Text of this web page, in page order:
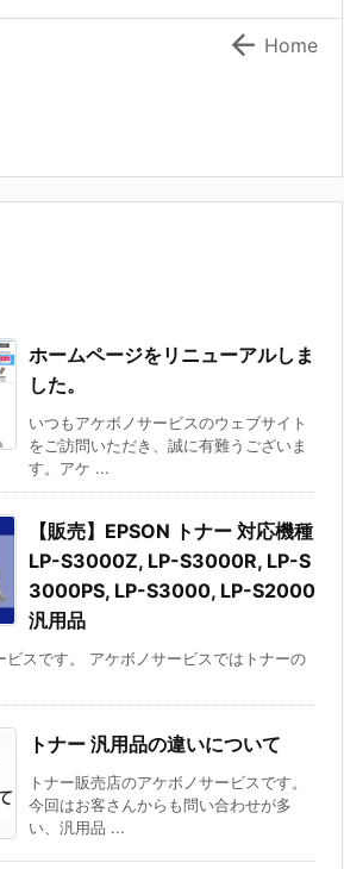
 Home
ホームページをリニューアルしま
した。
いつもアケボノサービスのウェブサイト
をご訪問いただき、誠に有難うございま
す。アケ ...
【販売】EPSON トナー 対応機種
LP-S3000Z, LP-S3000R, LP-S
3000PS, LP-S3000, LP-S2000
汎用品
ビスです。 アケボノサービスではトナーの
トナー 汎用品の違いについて
トナー販売店のアケボノサービスです。
今回はお客さんからも問い合わせが多
い、汎用品 ...